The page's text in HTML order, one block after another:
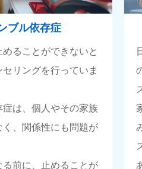
ブル依存症
ることができないと
リングを行っていま
症は、個人やその家族
、関係性にも問題が
る前に、止めることが